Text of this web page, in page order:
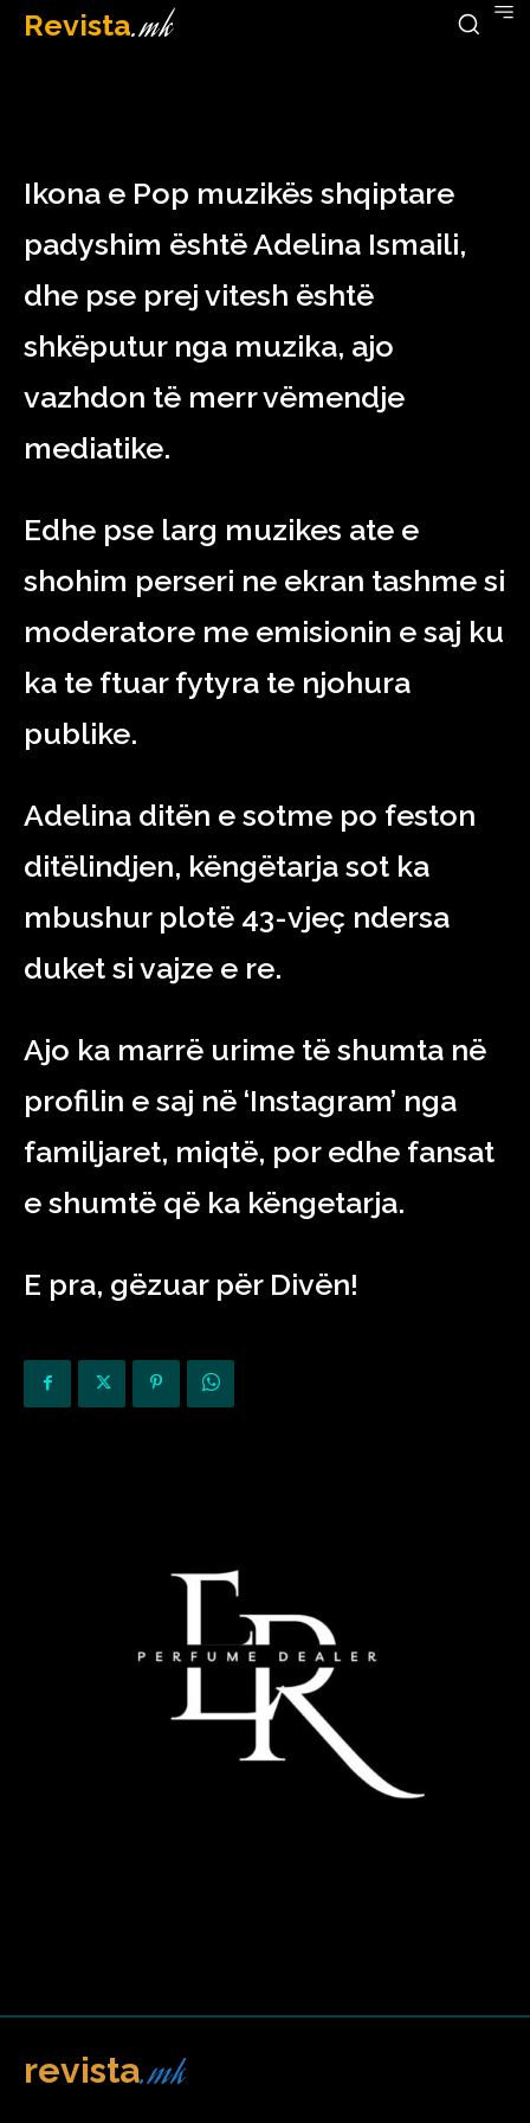
Revista.mk
December 14, 2022
Ikona e Pop muzikës shqiptare
padyshim është Adelina Ismaili,
dhe pse prej vitesh është
shkëputur nga muzika, ajo
vazhdon të merr vëmendje
mediatike.
Edhe pse larg muzikes ate e
shohim perseri ne ekran tashme si
moderatore me emisionin e saj ku
ka te ftuar fytyra te njohura
publike.
Adelina ditën e sotme po feston
ditëlindjen, këngëtarja sot ka
mbushur plotë 43-vjeç ndersa
duket si vajze e re.
Ajo ka marrë urime të shumta në
profilin e saj në ‘Instagram’ nga
familjaret, miqtë, por edhe fansat
e shumtë që ka këngetarja.
E pra, gëzuar për Divën!
revista.mk